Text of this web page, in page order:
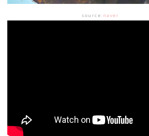
source: naver